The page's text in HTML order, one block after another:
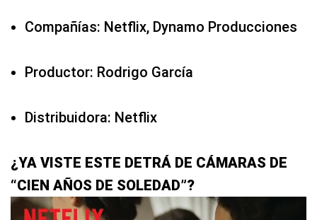
Compañías: Netflix, Dynamo Producciones
Productor: Rodrigo García
Distribuidora: Netflix
¿YA VISTE ESTE DETRÁ DE CÁMARAS DE
“CIEN AÑOS DE SOLEDAD”?